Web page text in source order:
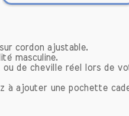
continue de
qui est elle-
peut varier du
nuances
cordon ajustable.
masculine.
de cheville réel lors de
à ajouter une pochette